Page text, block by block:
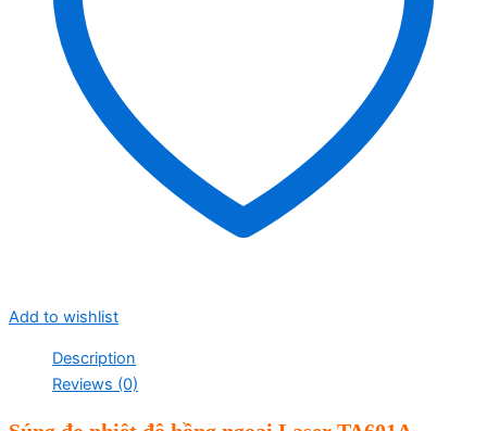
Add to wishlist
Description
Reviews (0)